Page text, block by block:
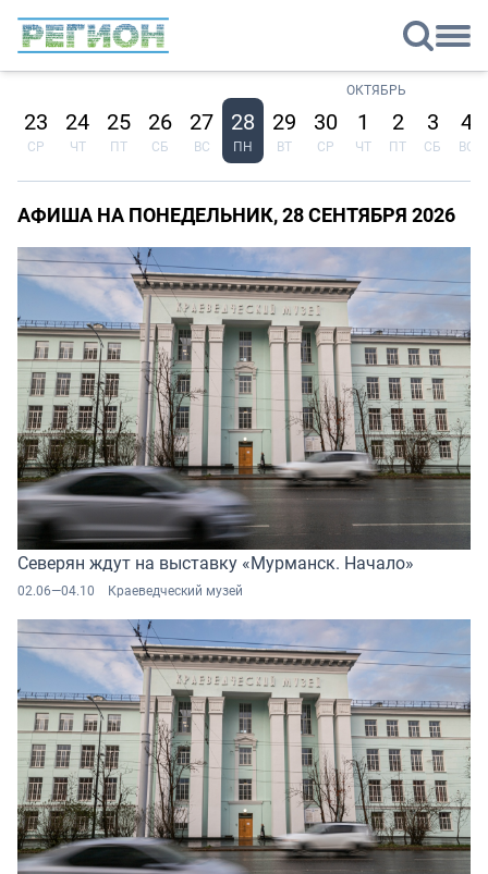
23
СР
24
ЧТ
25
ПТ
26
СБ
27
ВС
28
ПН
29
ВТ
30
СР
ОКТЯБРЬ
1
ЧТ
2
ПТ
3
СБ
4
ВС
АФИША НА ПОНЕДЕЛЬНИК, 28 СЕНТЯБРЯ 2026
Северян ждут на выставку «Мурманск. Начало»
02.06—04.10 Краеведческий музей